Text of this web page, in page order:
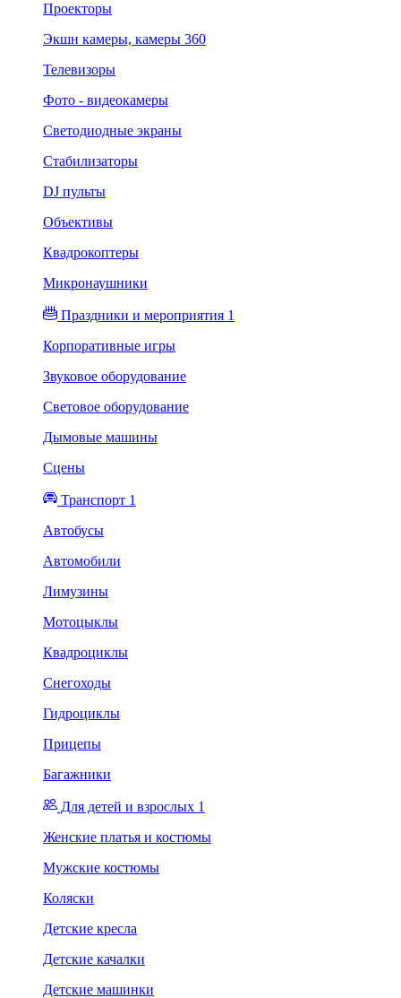
Проекторы
Экшн камеры, камеры 360
Телевизоры
Фото - видеокамеры
Светодиодные экраны
Стабилизаторы
DJ пульты
Объективы
Квадрокоптеры
Микронаушники
Праздники и мероприятия 1
Корпоративные игры
Звуковое оборудование
Световое оборудование
Дымовые машины
Сцены
Транспорт 1
Автобусы
Автомобили
Лимузины
Мотоцыклы
Квадроциклы
Снегоходы
Гидроциклы
Прицепы
Багажники
Для детей и взрослых 1
Женские платья и костюмы
Мужские костюмы
Коляски
Детские кресла
Детские качалки
Детские машинки